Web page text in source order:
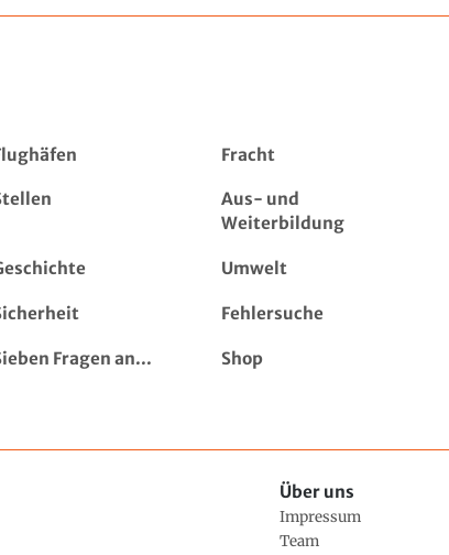
Fracht
Aus- und
Weiterbildung
Umwelt
Fehlersuche
Fragen an... Shop
Über uns
Impressum
Team